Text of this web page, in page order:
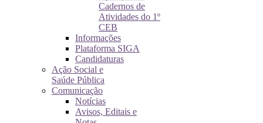
Cadernos de
Atividades do 1º
CEB
Informações
Plataforma SIGA
Candidaturas
Ação Social e
Saúde Pública
Comunicação
Notícias
Avisos, Editais e